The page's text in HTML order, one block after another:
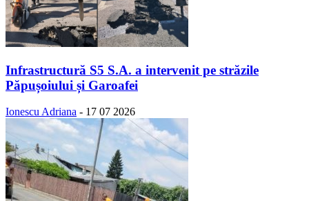
Infrastructură S5 S.A. a intervenit pe străzile
Păpușoiului și Garoafei
Ionescu Adriana - 17 07 2026